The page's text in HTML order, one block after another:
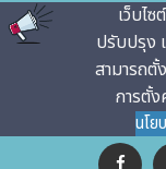
เว็บไ
ปรับปรุง
สามารถตั้
การตั้
นโย